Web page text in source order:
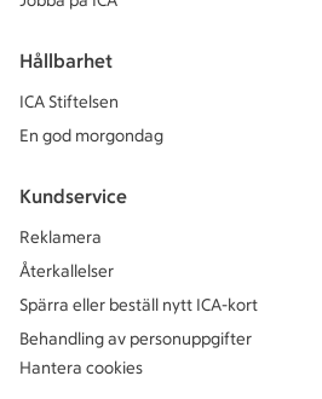
Hållbarhet
ICA Stiftelsen
En god morgondag
Kundservice
Reklamera
Återkallelser
Spärra eller beställ nytt ICA-kort
Behandling av personuppgifter
Hantera cookies